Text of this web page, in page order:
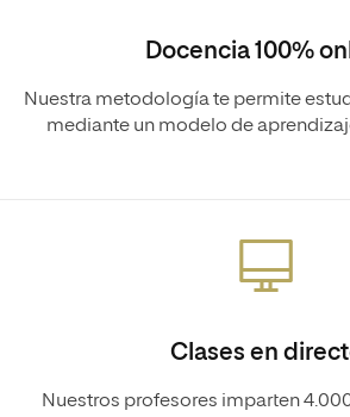
Docencia 100%
Nuestra metodología te permite
mediante un modelo de
Clases en
Nuestros profesores imparten